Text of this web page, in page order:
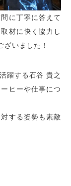
に丁寧に答えて
材に快く協力し
ざいました！
躍する石谷 貴之
ヒーや仕事につ
する姿勢も素敵